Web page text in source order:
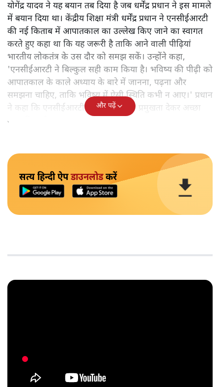
योगेंद्र यादव ने यह बयान तब दिया है जब धर्मेंद्र प्रधान ने इस मामले
में बयान दिया था। केंद्रीय शिक्षा मंत्री धर्मेंद्र प्रधान ने एनसीईआरटी
की नई किताब में आपातकाल का उल्लेख किए जाने का स्वागत
करते हुए कहा था कि यह जरूरी है ताकि आने वाली पीढ़ियां
भारतीय लोकतंत्र के उस दौर को समझ सकें। उन्होंने कहा,
'एनसीईआरटी ने बिल्कुल सही काम किया है। भविष्य की पीढ़ी को
आपातकाल के काले अध्याय के बारे में जानना, पढ़ना और
समझना चाहिए, ताकि भविष्य में ऐसी स्थिति कभी न आए।' प्रधान
ने कहा कि एनसीईआरटी ने इस विषय को प्रमुखता देकर अच्छा
काम किया है।
और पढ़ें
सत्य हिन्दी ऐपडाउनलोडकरें